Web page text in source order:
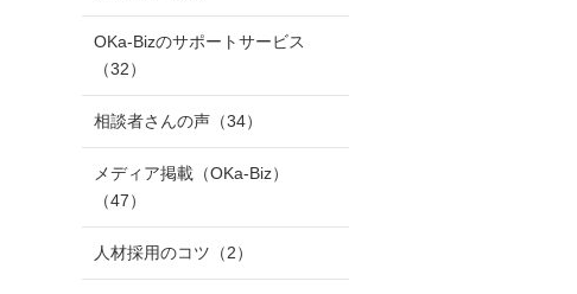
OKa-Bizのサポートサービス
（32）
相談者さんの声 （34）
メディア掲載（OKa-Biz）
（47）
人材採用のコツ （2）